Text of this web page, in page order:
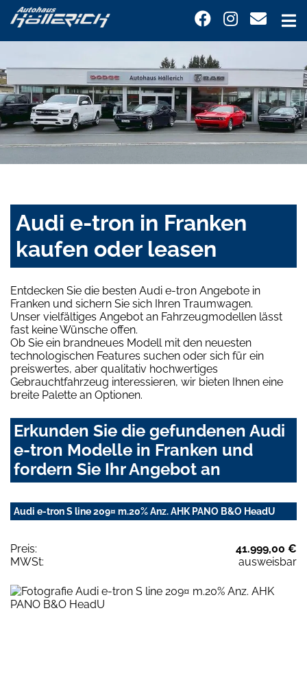
Audi e-tron in Franken
kaufen oder leasen
Entdecken Sie die besten Audi e-tron Angebote in
Franken und sichern Sie sich Ihren Traumwagen.
Unser vielfältiges Angebot an Fahrzeugmodellen lässt
fast keine Wünsche offen.
Ob Sie ein brandneues Modell mit den neuesten
technologischen Features suchen oder sich für ein
preiswertes, aber qualitativ hochwertiges
Gebrauchtfahrzeug interessieren, wir bieten Ihnen eine
breite Palette an Optionen.
Erkunden Sie die gefundenen Audi
e-tron Modelle in Franken und
fordern Sie Ihr Angebot an
Audi e-tron S line 209¤ m.20% Anz. AHK PANO B&O HeadU
Preis:
41.999,00 €
MWSt:
ausweisbar